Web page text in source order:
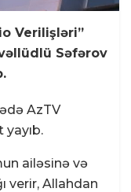
Verilişləri”
Səfərov
AzTV
ailəsinə və
verir, Allahdan